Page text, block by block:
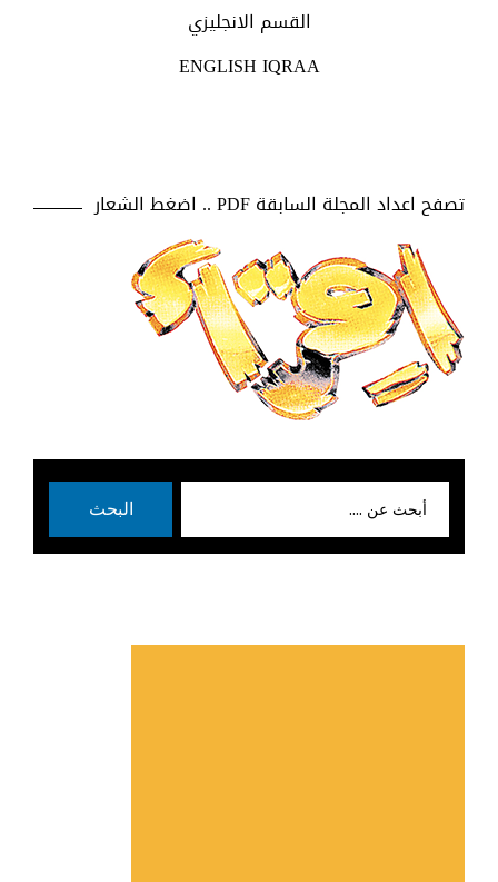
القسم الانجليزي
ENGLISH IQRAA
تصفح اعداد المجلة السابقة PDF .. اضغط الشعار
البحث